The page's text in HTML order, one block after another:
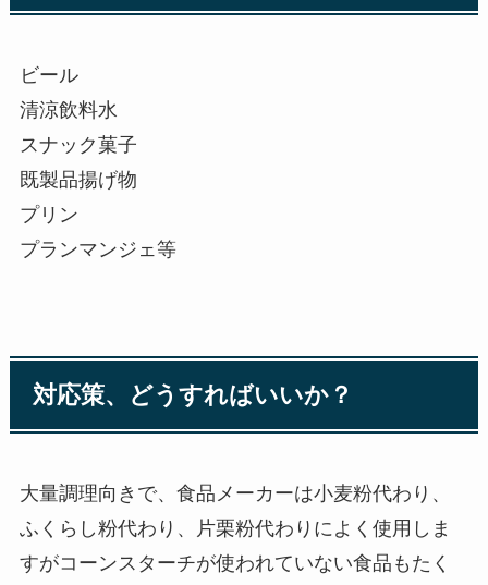
ビール
清涼飲料水
スナック菓子
既製品揚げ物
プリン
プランマンジェ等
対応策、どうすればいいか？
大量調理向きで、食品メーカーは小麦粉代わり、
ふくらし粉代わり、片栗粉代わりによく使用しま
すがコーンスターチが使われていない食品もたく